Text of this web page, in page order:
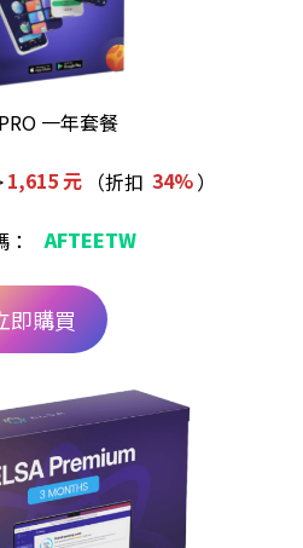
一年套餐
1,615 元 （折扣 34%）
AFTEETW
即購買